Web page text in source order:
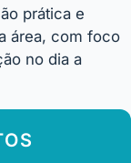
prática e
área, com foco
no dia a